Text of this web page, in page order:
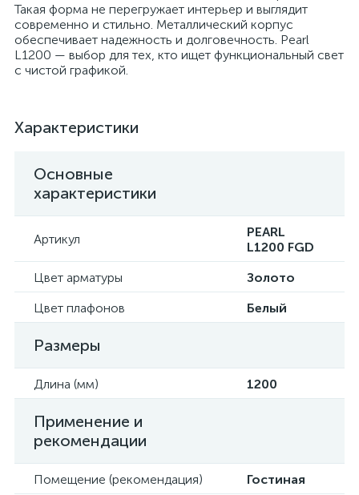
Такая форма не перегружает интерьер и выглядит
современно и стильно. Металлический корпус
обеспечивает надежность и долговечность. Pearl
L1200 — выбор для тех, кто ищет функциональный свет
с чистой графикой.
Характеристики
Основные
характеристики
Артикул
PEARL
L1200 FGD
Цвет арматуры
Золото
Цвет плафонов
Белый
Размеры
Длина (мм) 1200
Применение и
рекомендации
Помещение (рекомендация)
Гостиная